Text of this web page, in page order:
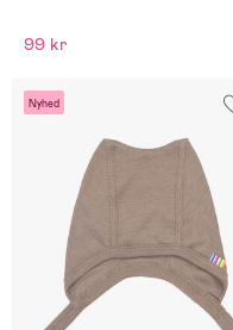
99 kr
Nyhed